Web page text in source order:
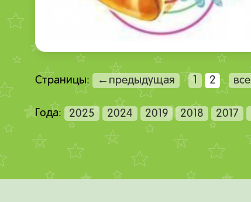
Страницы: ←предыдущая 1 2 все
Года: 2025 2024 2019 2018 2017